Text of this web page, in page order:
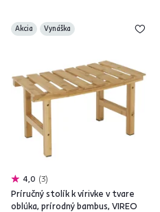
Akcia Vynáška
4,0 3
Príručný stolík k vírivke v tvare
oblúka, prírodný bambus, VIREO